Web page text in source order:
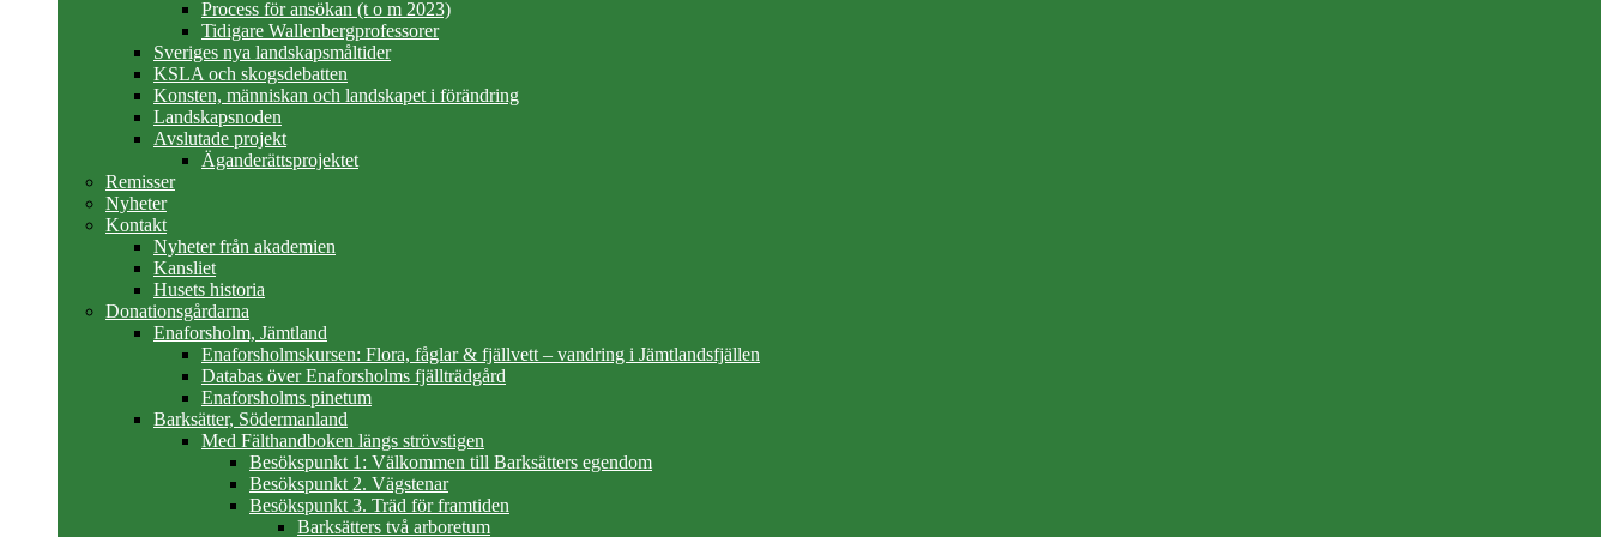
Process för ansökan (t o m 2023)
Tidigare Wallenbergprofessorer
Sveriges nya landskapsmåltider
KSLA och skogsdebatten
Konsten, människan och landskapet i förändring
Landskapsnoden
Avslutade projekt
Äganderättsprojektet
Remisser
Nyheter
Kontakt
Nyheter från akademien
Kansliet
Husets historia
Donationsgårdarna
Enaforsholm, Jämtland
Enaforsholmskursen: Flora, fåglar & fjällvett – vandring i Jämtlandsfjällen
Databas över Enaforsholms fjällträdgård
Enaforsholms pinetum
Barksätter, Södermanland
Med Fälthandboken längs strövstigen
Besökspunkt 1: Välkommen till Barksätters egendom
Besökspunkt 2. Vägstenar
Besökspunkt 3. Träd för framtiden
Barksätters två arboretum